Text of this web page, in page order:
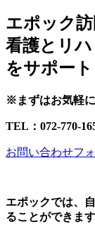
エポック
看護とリ
をサポー
※まずはお気軽
TEL：072-770-
お問い合わせフ
エポックでは、
ることができます